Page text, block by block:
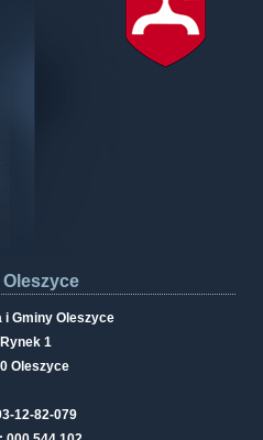
Oleszyce
i Gminy Oleszyce
1
Oleszyce
12-82-079